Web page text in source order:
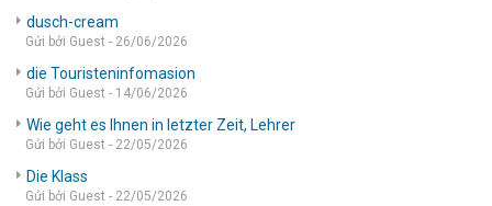
dusch-cream
Gửi bởi Guest - 26/06/2026
die Touristeninfomasion
Gửi bởi Guest - 14/06/2026
Wie geht es Ihnen in letzter Zeit, Lehrer
Gửi bởi Guest - 22/05/2026
Die Klass
Gửi bởi Guest - 22/05/2026